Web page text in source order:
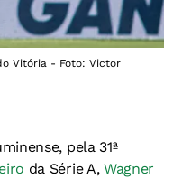
Vitória - Foto: Victor
pela 31ª
da Série A, Wagner